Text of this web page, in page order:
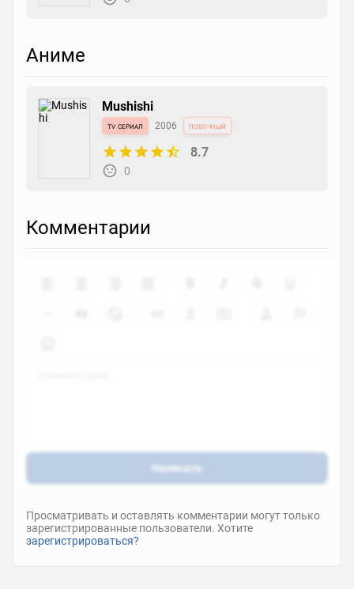
Аниме
Mushishi
tv сериал 2006 побочный
8.7
0
Комментарии
Написать
Просматривать и оставлять комментарии могут только
зарегистрированные пользователи. Хотите
зарегистрироваться?